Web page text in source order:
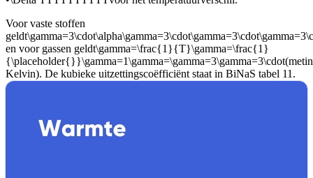
Voor vaste stoffen
geldt
en voor gassen geldt\gamma=\frac{1}{T}\gamma=\frac{1}
{\placeholder{}}\gamma=1\gamma=\gamma=3\gamma=3\cdot(metin
Kelvin). De kubieke uitzettingscoëfficiënt staat in BiNaS tabel 11.